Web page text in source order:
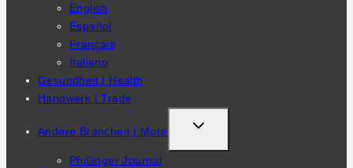
English
Español
Français
Italiano
Gesundheit | Health
Handwerk | Trade
Andere Branchen | More
TOGGLE
CHILD
Pfullinger Journal